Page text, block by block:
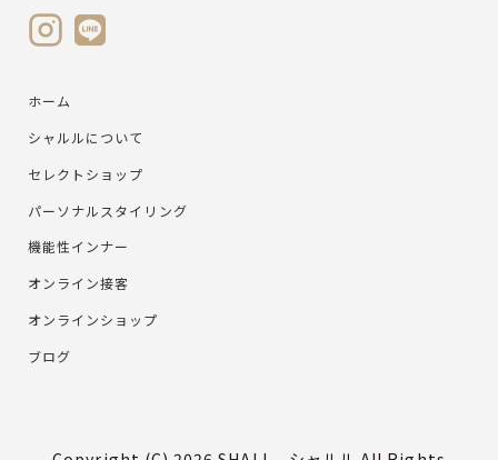
ホーム
シャルルについて
セレクトショップ
パーソナルスタイリング
機能性インナー
オンライン接客
オンラインショップ
ブログ